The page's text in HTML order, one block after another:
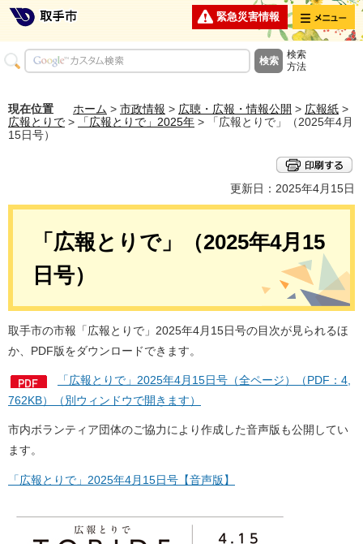
緊急災害情報 メニュー
検索
方法
現在位置 ホーム > 市政情報 > 広聴・広報・情報公開 > 広報紙 >
広報とりで > 「広報とりで」2025年 > 「広報とりで」（2025年4月
15日号）
更新日：2025年4月15日
「広報とりで」（2025年4月15
日号）
取手市の市報「広報とりで」2025年4月15日号の目次が見られるほ
か、PDF版をダウンロードできます。
「広報とりで」2025年4月15日号（全ページ）（PDF：4,
762KB）（別ウィンドウで開きます）
市内ボランティア団体のご協力により作成した音声版も公開してい
ます。
「広報とりで」2025年4月15日号【音声版】